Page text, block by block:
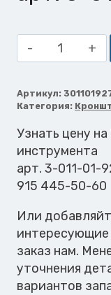
Количество
товара
крепления
Артикул:
Категория:
Узнать цену
инструмента
арт. 3-011-01-
915 445-50-60
Или
интересующие
заказ нам.
уточнения
вариантов